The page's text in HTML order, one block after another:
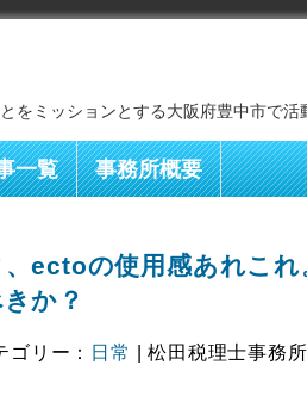
をミッションとする大阪府豊中市で活
一覧 事務所概要
ectoの使用感あれこれ
か？
ゴリー： 日常 | 松田税理士事務所